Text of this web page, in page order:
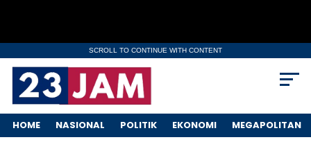
SCROLL TO CONTINUE WITH CONTENT
HOME NASIONAL POLITIK EKONOMI MEGAPOLITAN